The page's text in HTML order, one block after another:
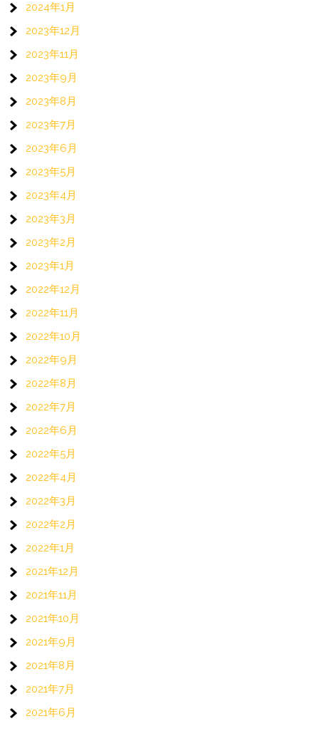
2024年1月
2023年12月
2023年11月
2023年9月
2023年8月
2023年7月
2023年6月
2023年5月
2023年4月
2023年3月
2023年2月
2023年1月
2022年12月
2022年11月
2022年10月
2022年9月
2022年8月
2022年7月
2022年6月
2022年5月
2022年4月
2022年3月
2022年2月
2022年1月
2021年12月
2021年11月
2021年10月
2021年9月
2021年8月
2021年7月
2021年6月